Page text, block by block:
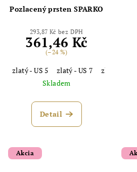
Pozlacený prsten SPARKO
293,87 Kč bez DPH
361,46 Kč
(–24 %)
zlatý - US 5 zlatý - US 7 zlatý - US 8
Skladem
Detail
Akcia